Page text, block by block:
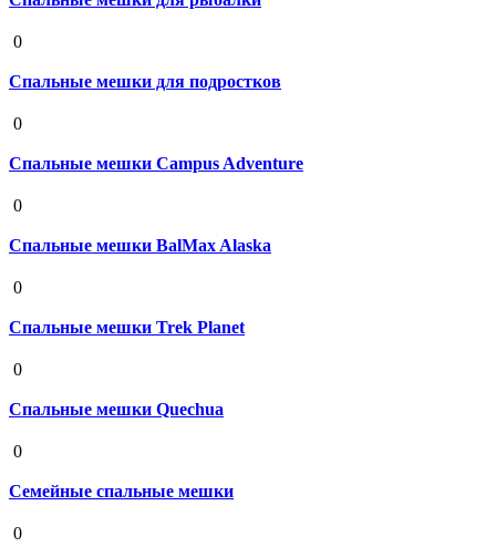
0
Спальные мешки для подростков
0
Спальные мешки Campus Adventure
0
Спальные мешки BalMax Alaska
0
Спальные мешки Trek Planet
0
Спальные мешки Quechua
0
Семейные спальные мешки
0